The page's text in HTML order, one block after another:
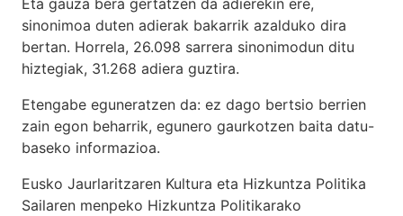
Eta gauza bera gertatzen da adierekin ere,
sinonimoa duten adierak bakarrik azalduko dira
bertan. Horrela, 26.098 sarrera sinonimodun ditu
hiztegiak, 31.268 adiera guztira.
Etengabe eguneratzen da: ez dago bertsio berrien
zain egon beharrik, egunero gaurkotzen baita datu-
baseko informazioa.
Eusko Jaurlaritzaren Kultura eta Hizkuntza Politika
Sailaren menpeko Hizkuntza Politikarako